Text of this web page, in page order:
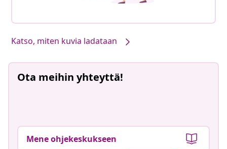
Katso, miten kuvia ladataan
Ota meihin yhteyttä!
Mene ohjekeskukseen